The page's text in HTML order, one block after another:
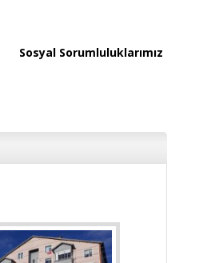
Sosyal Sorumluluklarımız